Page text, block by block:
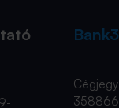
358866